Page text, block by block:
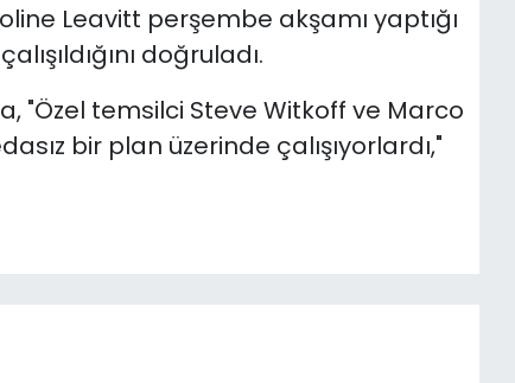
Leavitt perşembe akşamı yaptığı
doğruladı.
"Özel temsilci Steve Witkoff ve Marco
bir plan üzerinde çalışıyorlardı,"